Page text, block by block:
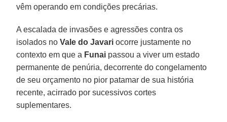
vêm operando em condições precárias.
A escalada de invasões e agressões contra os
isolados noVale do Javari ocorre justamente no
contexto em que a Funai passou a viver um estado
permanente de penúria, decorrente do congelamento
de seu orçamento no pior patamar de sua história
recente, acirrado por sucessivos cortes
suplementares.